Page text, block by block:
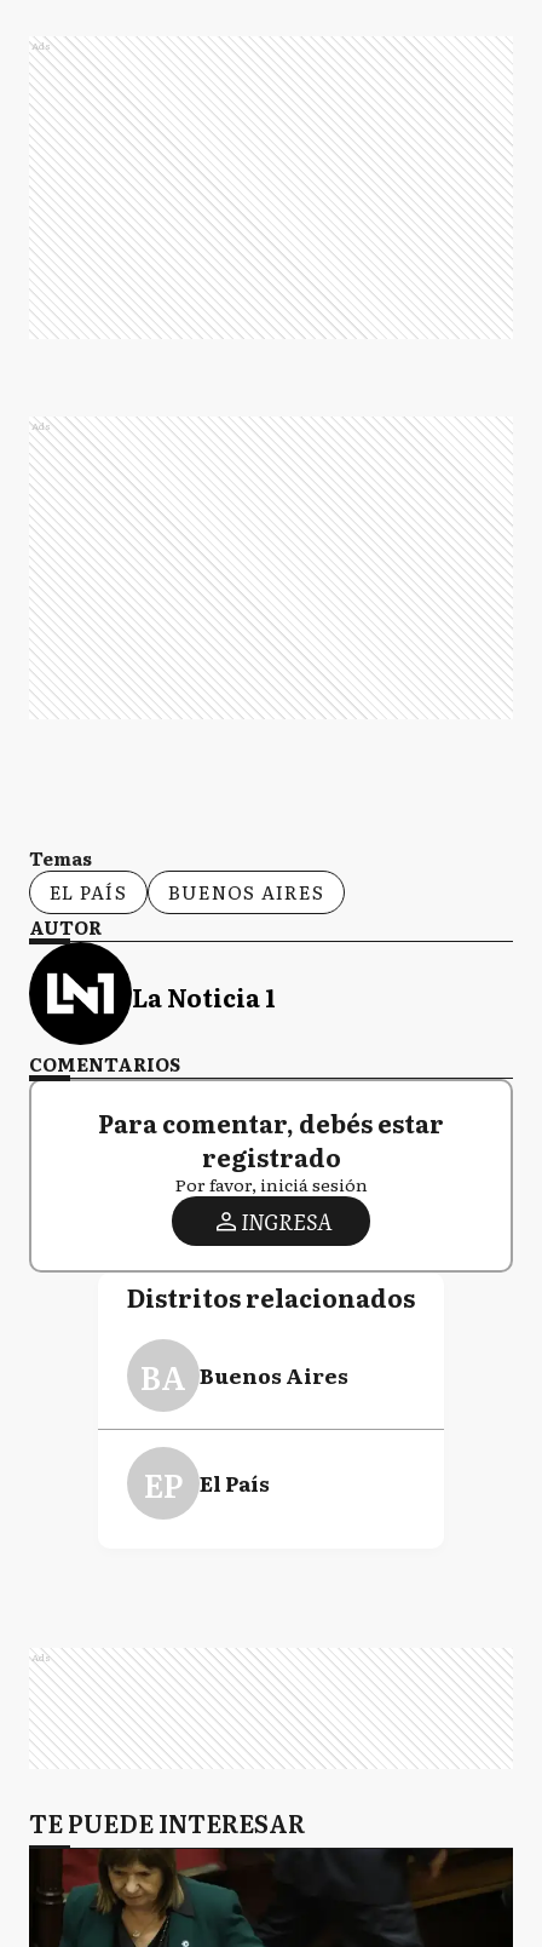
Ads
Ads
Temas
EL PAÍS
BUENOS AIRES
AUTOR
La Noticia 1
COMENTARIOS
Para comentar, debés estar
registrado
Por favor, iniciá sesión
INGRESA
Distritos relacionados
BA Buenos Aires
EP El País
Ads
TE PUEDE INTERESAR